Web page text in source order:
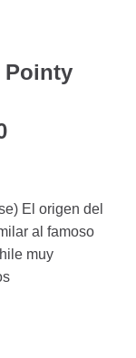
Pointy
El origen del
al famoso
muy